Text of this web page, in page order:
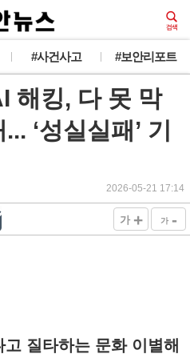
#사건사고 #보안리포트
해킹, 다 못 막
‘성실실패’ 기
2026-05-21 17:14
가 + 가 -
질타하는 문화 이별해